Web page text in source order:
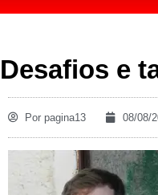
Desafios e
Por pagina13 08/08/